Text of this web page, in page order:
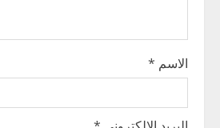
i
o
n
الاسم *